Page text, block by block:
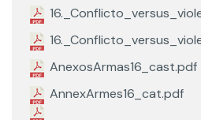
AnexosArmas16_cast.pdf
AnnexArmes16_cat.pdf